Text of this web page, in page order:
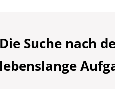
Die Suche nach
lebenslange